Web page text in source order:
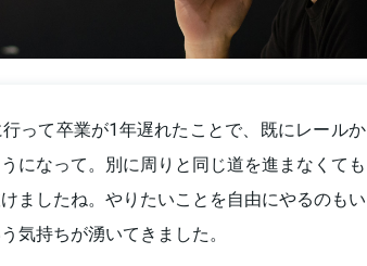
って卒業が1年遅れたことで、既にレールか
になって。別に周りと同じ道を進まなくても
ましたね。やりたいことを自由にやるのもい
気持ちが湧いてきました。